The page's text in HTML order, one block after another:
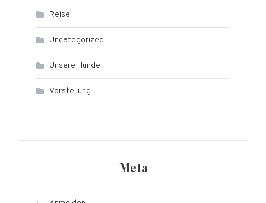
Reise
Uncategorized
Unsere Hunde
Vorstellung
Meta